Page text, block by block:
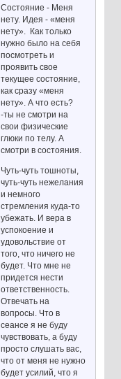
Состояние - Меня
нету. Идея - «меня
нету». Как только
нужно было на себя
посмотреть и
проявить свое
текущее состояние,
как сразу «меня
нету». А что есть?
-ты не смотри на
свои физические
глюки по телу. А
смотри в состояния.
Чуть-чуть тошноты,
чуть-чуть нежелания
и немного
стремления куда-то
убежать. И вера в
успокоение и
удовольствие от
того, что ничего не
будет. Что мне не
придется нести
ответственность.
Отвечать на
вопросы. Что в
сеансе я не буду
чувствовать, а буду
просто слушать вас,
что от меня не нужно
будет усилий, что я